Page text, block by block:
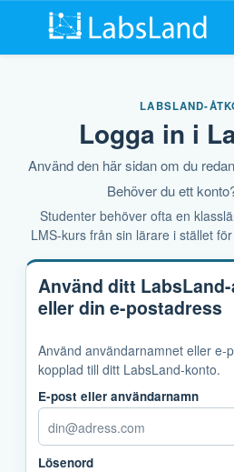
LABSLAND-
Logga in i
Använd den här sidan om du
Behöver du ett
Studenter behöver ofta en
LMS-kurs från sin lärare i stället
Använd ditt
eller din e-postadress
Använd användarnamnet eller e-
kopplad till ditt LabsLand-konto.
E-post eller användarnamn
Lösenord